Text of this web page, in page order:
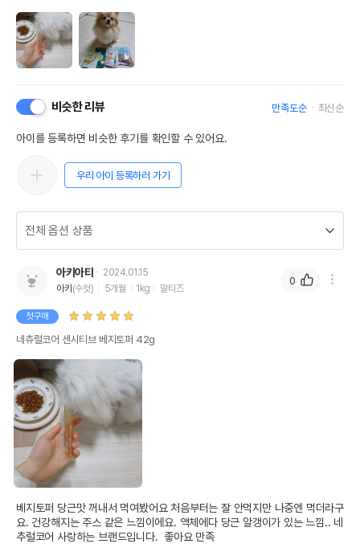
비슷한 리뷰 만족도순 최신순
아이를 등록하면 비슷한 후기를 확인할 수 있어요.
우리 아이 등록하러 가기
아키아티
2024.01.15
아키 (수컷) 5개월 1kg 말티즈
첫구매
네츄럴코어 센시티브 베지토퍼 42g
베지토퍼 당근맛 꺼내서 먹여봤어요 처음부터는 잘 안먹지만 나중엔 먹더라구
요. 건강해지는 주스 같은 느낌이에요. 액체에다 당근 알갱이가 있는 느낌.. 네
추럴코어 사랑하는 브랜드입니다.  좋아요 만족
0